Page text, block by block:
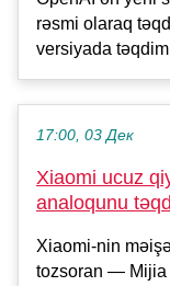
rəsmi olaraq
versiyada
17:00, 03 Дек
Xiaomi ucuz
analoqunu
Xiaomi-nin
tozsoran — Mijia